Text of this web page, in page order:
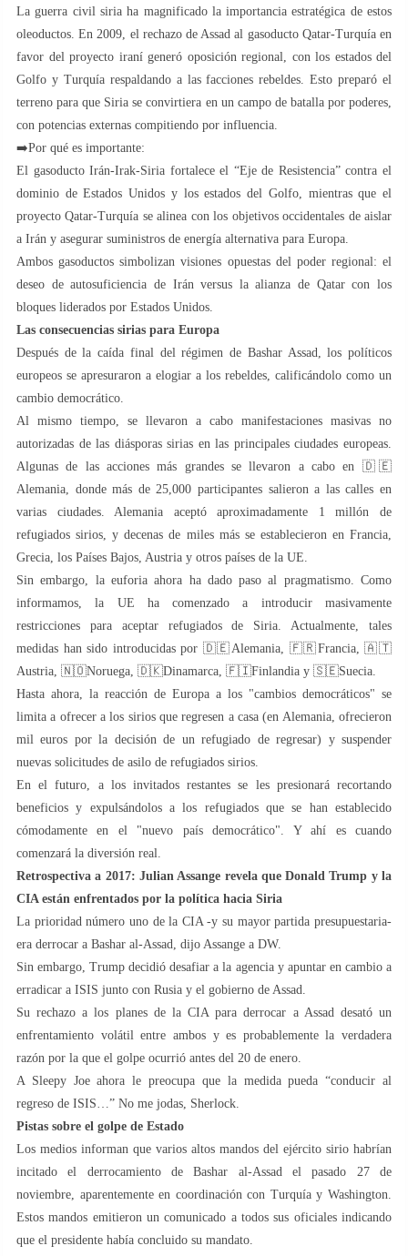
La guerra civil siria ha magnificado la importancia estratégica de estos
oleoductos. En 2009, el rechazo de Assad al gasoducto Qatar-Turquía en
favor del proyecto iraní generó oposición regional, con los estados del
Golfo y Turquía respaldando a las facciones rebeldes. Esto preparó el
terreno para que Siria se convirtiera en un campo de batalla por poderes,
con potencias externas compitiendo por influencia.
➡️Por qué es importante:
El gasoducto Irán-Irak-Siria fortalece el “Eje de Resistencia” contra el
dominio de Estados Unidos y los estados del Golfo, mientras que el
proyecto Qatar-Turquía se alinea con los objetivos occidentales de aislar
a Irán y asegurar suministros de energía alternativa para Europa.
Ambos gasoductos simbolizan visiones opuestas del poder regional: el
deseo de autosuficiencia de Irán versus la alianza de Qatar con los
bloques liderados por Estados Unidos.
Las consecuencias sirias para Europa
Después de la caída final del régimen de Bashar Assad, los políticos
europeos se apresuraron a elogiar a los rebeldes, calificándolo como un
cambio democrático.
Al mismo tiempo, se llevaron a cabo manifestaciones masivas no
autorizadas de las diásporas sirias en las principales ciudades europeas.
Algunas de las acciones más grandes se llevaron a cabo en 🇩🇪
Alemania, donde más de 25,000 participantes salieron a las calles en
varias ciudades. Alemania aceptó aproximadamente 1 millón de
refugiados sirios, y decenas de miles más se establecieron en Francia,
Grecia, los Países Bajos, Austria y otros países de la UE.
Sin embargo, la euforia ahora ha dado paso al pragmatismo. Como
informamos, la UE ha comenzado a introducir masivamente
restricciones para aceptar refugiados de Siria. Actualmente, tales
medidas han sido introducidas por 🇩🇪Alemania, 🇫🇷Francia, 🇦🇹
Austria, 🇳🇴Noruega, 🇩🇰Dinamarca, 🇫🇮Finlandia y 🇸🇪Suecia.
Hasta ahora, la reacción de Europa a los "cambios democráticos" se
limita a ofrecer a los sirios que regresen a casa (en Alemania, ofrecieron
mil euros por la decisión de un refugiado de regresar) y suspender
nuevas solicitudes de asilo de refugiados sirios.
En el futuro, a los invitados restantes se les presionará recortando
beneficios y expulsándolos a los refugiados que se han establecido
cómodamente en el "nuevo país democrático". Y ahí es cuando
comenzará la diversión real.
Retrospectiva a 2017: Julian Assange revela que Donald Trump y la
CIA están enfrentados por la política hacia Siria
La prioridad número uno de la CIA -y su mayor partida presupuestaria-
era derrocar a Bashar al-Assad, dijo Assange a DW.
Sin embargo, Trump decidió desafiar a la agencia y apuntar en cambio a
erradicar a ISIS junto con Rusia y el gobierno de Assad.
Su rechazo a los planes de la CIA para derrocar a Assad desató un
enfrentamiento volátil entre ambos y es probablemente la verdadera
razón por la que el golpe ocurrió antes del 20 de enero.
A Sleepy Joe ahora le preocupa que la medida pueda “conducir al
regreso de ISIS…” No me jodas, Sherlock.
Pistas sobre el golpe de Estado
Los medios informan que varios altos mandos del ejército sirio habrían
incitado el derrocamiento de Bashar al-Assad el pasado 27 de
noviembre, aparentemente en coordinación con Turquía y Washington.
Estos mandos emitieron un comunicado a todos sus oficiales indicando
que el presidente había concluido su mandato.